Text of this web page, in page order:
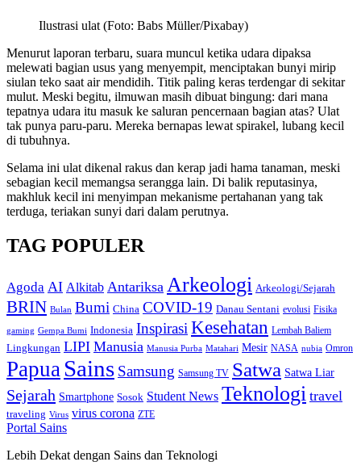
Ilustrasi ulat (Foto: Babs Müller/Pixabay)
Menurut laporan terbaru, suara muncul ketika udara dipaksa
melewati bagian usus yang menyempit, menciptakan bunyi mirip
siulan teko saat air mendidih. Titik paling keras terdengar di sekitar
mulut. Meski begitu, ilmuwan masih dibuat bingung: dari mana
tepatnya udara itu masuk ke saluran pencernaan bagian atas? Ulat
tak punya paru-paru. Mereka bernapas lewat spirakel, lubang kecil
di tubuhnya.
Selama ini ulat dikenal rakus dan kerap jadi hama tanaman, meski
sebagian kecil memangsa serangga lain. Di balik reputasinya,
makhluk kecil ini menyimpan mekanisme pertahanan yang tak
terduga, teriakan sunyi dari dalam perutnya.
TAG POPULER
Agoda AI Alkitab Antariksa Arkeologi Arkeologi/Sejarah
BRIN Bulan Bumi China COVID-19 Danau Sentani evolusi Fisika
gaming Gempa Bumi Indonesia Inspirasi Kesehatan Lembah Baliem
Lingkungan LIPI Manusia Manusia Purba Matahari Mesir NASA nubia Omron
Papua Sains Samsung Samsung TV Satwa Satwa Liar
Sejarah Smartphone Sosok Student News Teknologi travel
traveling Virus virus corona ZTE
Portal Sains
Lebih Dekat dengan Sains dan Teknologi